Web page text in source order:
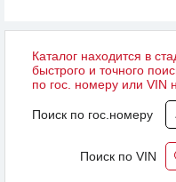
Каталог находится в
быстрого и точного
по гос. номеру или VIN
Поиск по гос.номеру
Поиск по VIN